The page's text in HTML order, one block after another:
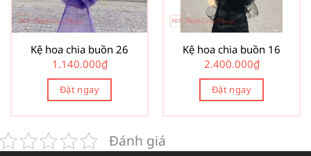
Kệ hoa chia buồn 26
1.140.000₫
Đặt ngay
Kệ hoa chia buồn 16
2.400.000₫
Đặt ngay
Đánh giá